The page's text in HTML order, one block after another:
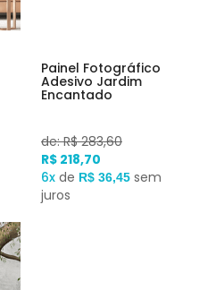
Painel Fotográfico
Adesivo Jardim
Encantado
de: R$ 283,60
R$ 218,70
6x de R$ 36,45 sem
juros